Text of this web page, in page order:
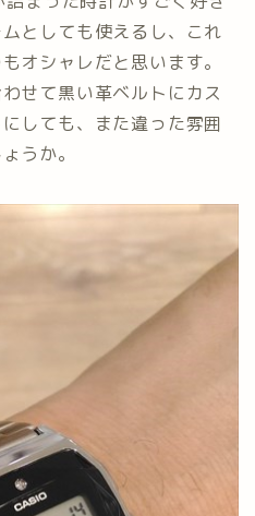
としても使えるし、これ
オシャレだと思います。
せて黒い革ベルトにカス
しても、また違った雰囲
うか。